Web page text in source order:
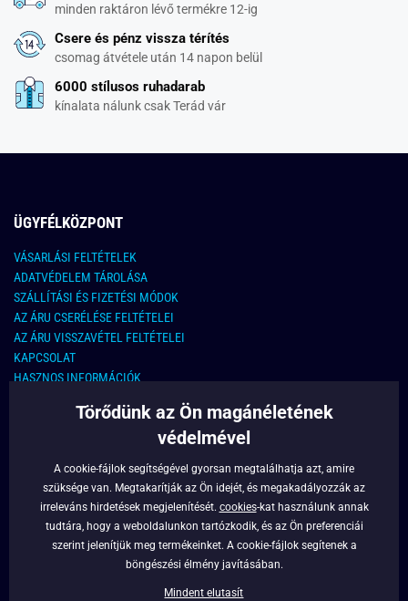
minden raktáron lévő termékre 12-ig
Csere és pénz vissza térítés
csomag átvétele után 14 napon belül
6000 stílusos ruhadarab
kínalata nálunk csak Terád vár
ÜGYFÉLKÖZPONT
VÁSARLÁSI FELTÉTELEK
ADATVÉDELEM TÁROLÁSA
SZÁLLÍTÁSI ÉS FIZETÉSI MÓDOK
AZ ÁRU CSERÉLÉSE FELTÉTELEI
AZ ÁRU VISSZAVÉTEL FELTÉTELEI
KAPCSOLAT
HASZNOS INFORMÁCIÓK
KAPCSOLAT
info@legyferfi.hu
FONTOS INFORMÁCIÓK
RÓLUNK
Törődünk az Ön magánéletének
védelmével
A cookie-fájlok segítségével gyorsan megtalálhatja azt, amire
szüksége van. Megtakarítják az Ön idejét, és megakadályozzák az
irreleváns hirdetések megjelenítését. cookies-kat használunk annak
tudtára, hogy a weboldalunkon tartózkodik, és az Ön preferenciái
szerint jelenítjük meg termékeinket. A cookie-fájlok segítenek a
böngészési élmény javításában.
Mindent elutasít